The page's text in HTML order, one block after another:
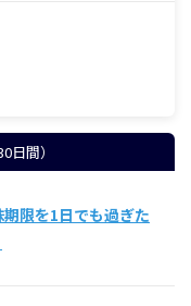
日間）
限を1日でも過ぎた